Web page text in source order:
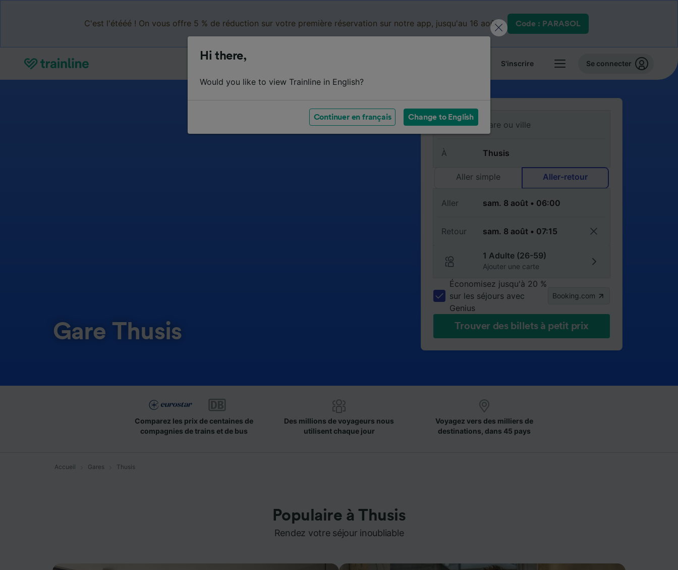
C'est l'étééé ! On vous offre 5 % de réduction sur votre première réservation sur notre app, jusqu'au 16 août. Code : PARASOL
S'inscrire Se connecter
Gare Thusis
De
À
Aller simple Aller-retour
Aller
Retour
1 Adulte (26-59)
Ajouter une carte
Économisez jusqu'à 20 %
sur les séjours avec
Genius
Booking.com
Trouver des billets à petit prix
Comparez les prix de centaines de
compagnies de trains et de bus
Des millions de voyageurs nous
utilisent chaque jour
Voyagez vers des milliers de
destinations, dans 45 pays
Accueil Gares Thusis
Populaire à Thusis
Rendez votre séjour inoubliable
Hi there,
Would you like to view Trainline in English?
Continuer en français Change to English